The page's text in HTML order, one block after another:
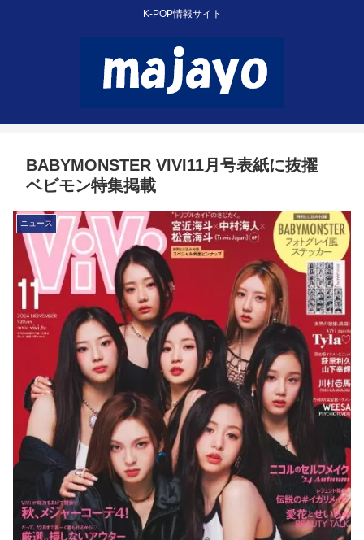
K-POP情報サイト
BABYMONSTER VIVI11月号表紙に抜擢
ベビモン特集掲載
ニュース